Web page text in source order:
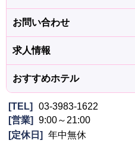
お問い合わせ
求人情報
おすすめホテル
TEL
03-3983-1622
営業
9:00～21:00
定休日
年中無休